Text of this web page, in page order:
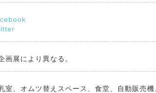
画展により異なる。
室、オムツ替えスペース、食堂、自動販売機